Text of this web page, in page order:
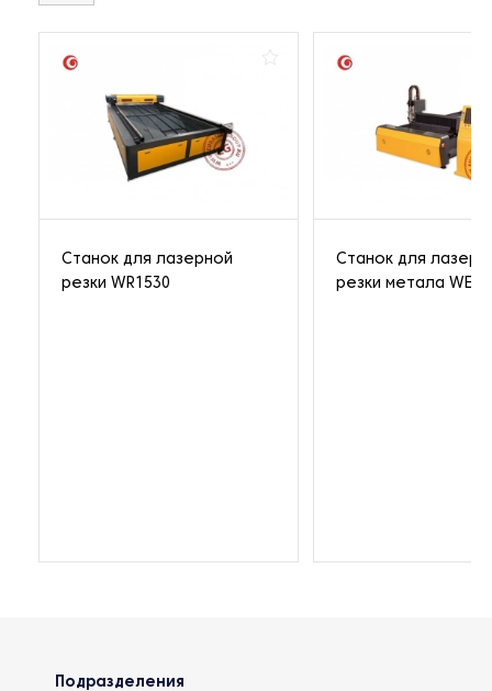
Станок для лазерной
резки WR1530
Станок для
резки метала WER-
Подразделения